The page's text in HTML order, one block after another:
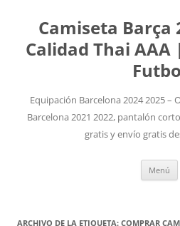
Camiseta Barça
Calidad Thai
Equipación Barcelona 2024 2025 –
Barcelona 2021 2022, pantalón
gratis y envío gratis
Menú
ARCHIVO DE LA ETIQUETA: COMPRAR